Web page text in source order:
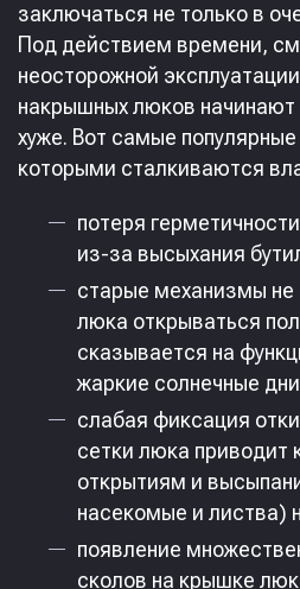
заключаться не только в
Под действием времени,
неосторожной
накрышных люков начинают
хуже. Вот самые
которыми сталкиваются
потеря
из-за высыхания
старые механизмы
люка открываться
сказывается на
жаркие солнечные
слабая фиксация
сетки люка приводит
открытиям и
насекомые и листва)
появление
сколов на крышке